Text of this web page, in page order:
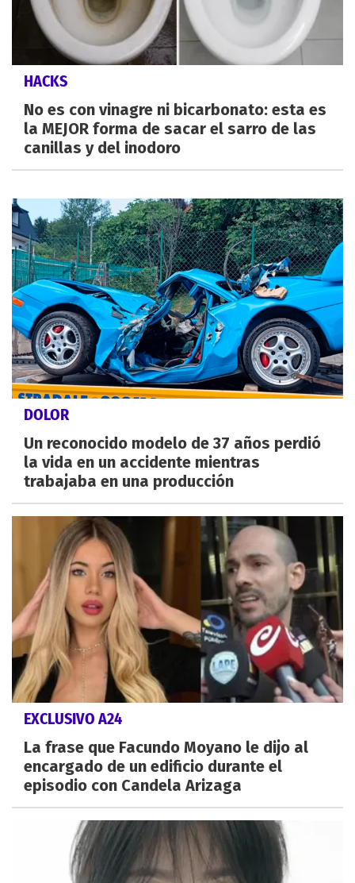
HACKS
No es con vinagre ni bicarbonato: esta es
la MEJOR forma de sacar el sarro de las
canillas y del inodoro
DOLOR
Un reconocido modelo de 37 años perdió
la vida en un accidente mientras
trabajaba en una producción
EXCLUSIVO A24
La frase que Facundo Moyano le dijo al
encargado de un edificio durante el
episodio con Candela Arizaga